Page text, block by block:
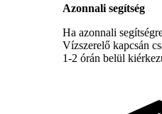
Azonnali segítség
Ha azonnali
Vízszerelő kapcsán
1-2 órán belül